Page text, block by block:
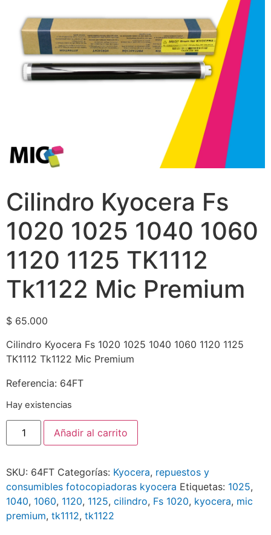
Cilindro Kyocera Fs
1020 1025 1040 1060
1120 1125 TK1112
Tk1122 Mic Premium
$ 65.000
Cilindro Kyocera Fs 1020 1025 1040 1060 1120 1125
TK1112 Tk1122 Mic Premium
Referencia: 64FT
Hay existencias
Añadir al carrito
SKU: 64FT Categorías: Kyocera, repuestos y
consumibles fotocopiadoras kyocera Etiquetas: 1025,
1040, 1060, 1120, 1125, cilindro, Fs 1020, kyocera, mic
premium, tk1112, tk1122